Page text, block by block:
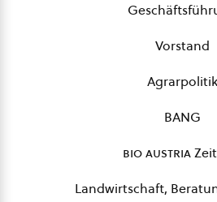
Vorstand
Agrarpolitik
BANG
bio austria
Landwirtschaft,